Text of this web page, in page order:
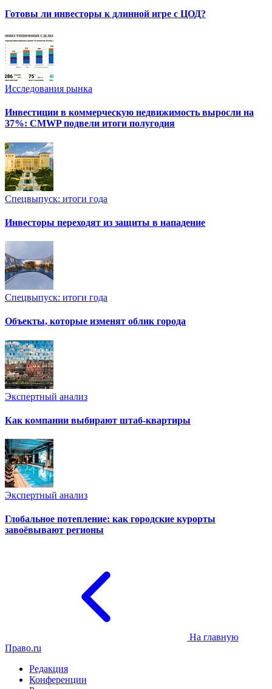
Готовы ли инвесторы к длинной игре с ЦОД?
Исследования рынка
Инвестиции в коммерческую недвижимость выросли на
37%: CMWP подвели итоги полугодия
Спецвыпуск: итоги года
Инвесторы переходят из защиты в нападение
Спецвыпуск: итоги года
Объекты, которые изменят облик города
Экспертный анализ
Как компании выбирают штаб-квартиры
Экспертный анализ
Глобальное потепление: как городские курорты
завоёвывают регионы
На главную
Право.ru
Редакция
Конференции